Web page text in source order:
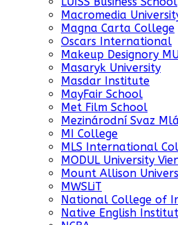
Macromedia
Magna Carta College
Oscars International
Makeup Designory
Masaryk University
Masdar Institute
MayFair School
Met Film School
Mezinárodní Svaz
MI College
MLS International
MODUL University
Mount Allison
MWSLiT
National College of
Native English